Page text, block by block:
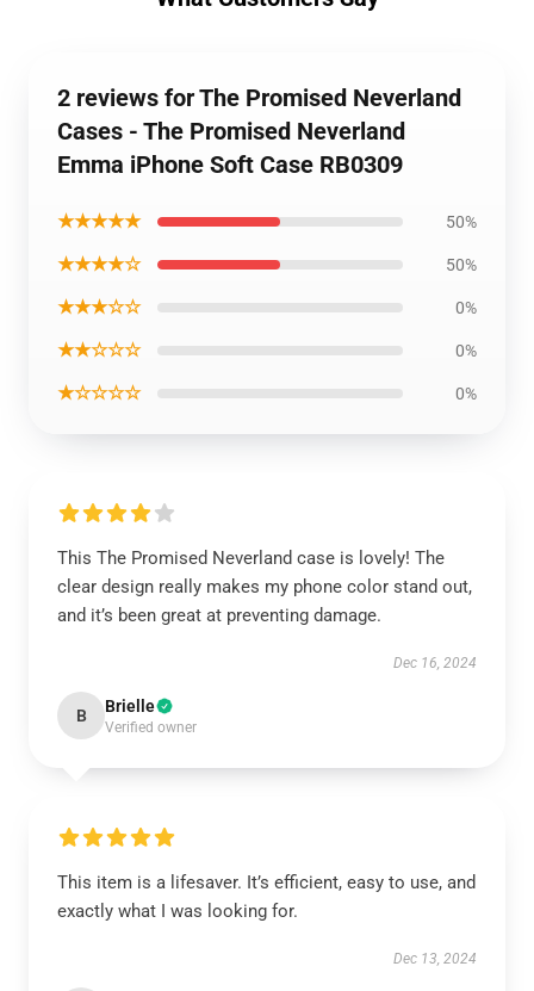
2 reviews for The Promised Neverland
Cases - The Promised Neverland
Emma iPhone Soft Case RB0309
★★★★★ 50%
★★★★☆ 50%
★★★☆☆ 0%
★★☆☆☆ 0%
★☆☆☆☆ 0%
This The Promised Neverland case is lovely! The
clear design really makes my phone color stand out,
and it’s been great at preventing damage.
Dec 16, 2024
B Brielle
Verified owner
This item is a lifesaver. It’s efficient, easy to use, and
exactly what I was looking for.
Dec 13, 2024